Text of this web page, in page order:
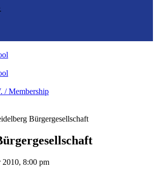
/ Membership
Bürgergesellschaft
8:00 pm